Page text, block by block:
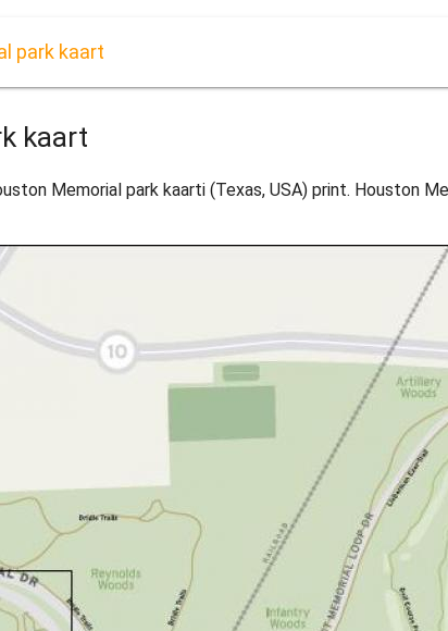
park kaart
kaart
Memorial park kaarti (Texas, USA) print. Houston